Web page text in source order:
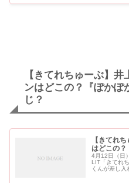
【きてれちゅーぶ】
ンはどこの？『ぽかぽ
じ？
【きてれ
はどこの？
4月12日（日
LIT「きてれ
くんが差し入れ